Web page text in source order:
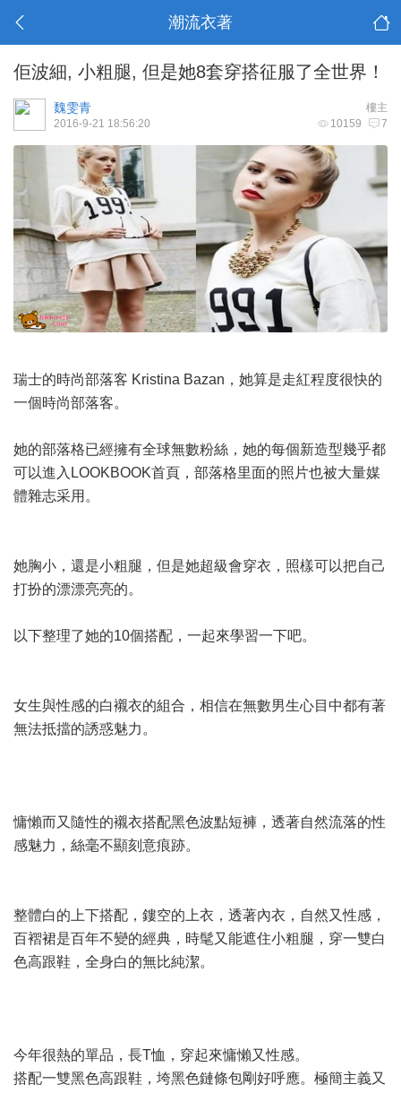
潮流衣著
佢波細, 小粗腿, 但是她8套穿搭征服了全世界！
樓主
魏雯青
10159 7
2016-9-21 18:56:20
瑞士的時尚部落客 Kristina Bazan，她算是走紅程度很快的
一個時尚部落客。
她的部落格已經擁有全球無數粉絲，她的每個新造型幾乎都
可以進入LOOKBOOK首頁，部落格里面的照片也被大量媒
體雜志采用。
她胸小，還是小粗腿，但是她超級會穿衣，照樣可以把自己
打扮的漂漂亮亮的。
以下整理了她的10個搭配，一起來學習一下吧。
女生與性感的白襯衣的組合，相信在無數男生心目中都有著
無法抵擋的誘惑魅力。
慵懶而又隨性的襯衣搭配黑色波點短褲，透著自然流落的性
感魅力，絲毫不顯刻意痕跡。
整體白的上下搭配，鏤空的上衣，透著內衣，自然又性感，
百褶裙是百年不變的經典，時髦又能遮住小粗腿，穿一雙白
色高跟鞋，全身白的無比純潔。
今年很熱的單品，長T恤，穿起來慵懶又性感。
搭配一雙黑色高跟鞋，垮黑色鏈條包剛好呼應。極簡主義又